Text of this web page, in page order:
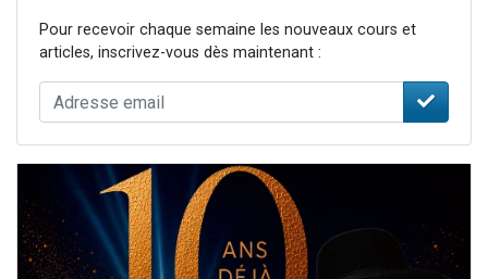
Pour recevoir chaque semaine les nouveaux cours et
articles, inscrivez-vous dès maintenant :